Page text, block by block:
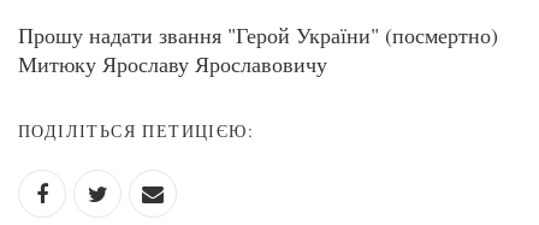
Прошу надати звання "Герой України" (посмертно)
Митюку Ярославу Ярославовичу
ПОДІЛІТЬСЯ ПЕТИЦІЄЮ: